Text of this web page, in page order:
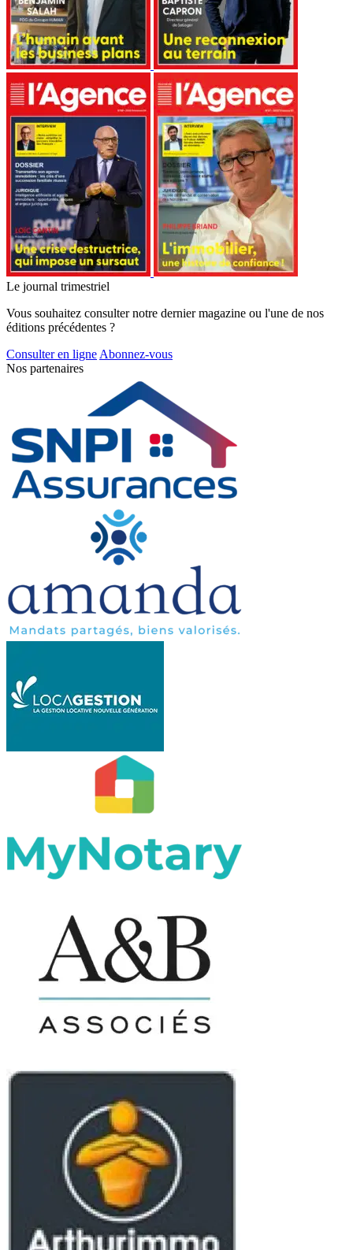
Le journal trimestriel
Vous souhaitez consulter notre dernier magazine ou l'une de nos
éditions précédentes ?
Consulter en ligne Abonnez-vous
Nos partenaires